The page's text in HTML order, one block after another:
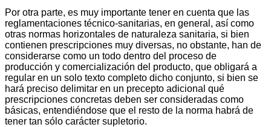
Por otra parte, es muy importante tener en cuenta que las
reglamentaciones técnico-sanitarias, en general, así como
otras normas horizontales de naturaleza sanitaria, si bien
contienen prescripciones muy diversas, no obstante, han de
considerarse como un todo dentro del proceso de
producción y comercialización del producto, que obligará a
regular en un solo texto completo dicho conjunto, si bien se
hará preciso delimitar en un precepto adicional qué
prescripciones concretas deben ser consideradas como
básicas, entendiéndose que el resto de la norma habrá de
tener tan sólo carácter supletorio.